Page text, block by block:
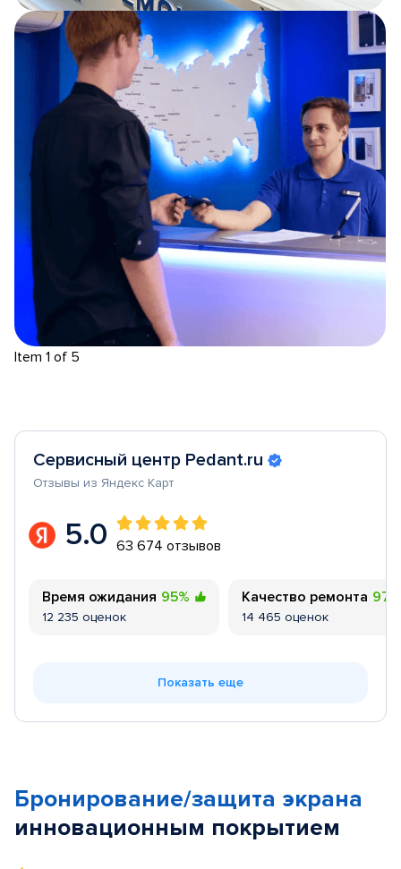
Item 1 of 5
Сервисный центр Pedant.ru
Отзывы из Яндекс Карт
5.0 63 674 отзывов
Время ожидания 95%
12 235 оценок
Качество ремонта 97%
14 465 оценок
Показать еще
Бронирование/защита экрана
инновационным покрытием